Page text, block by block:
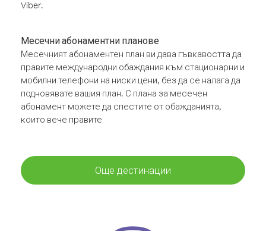
Viber.
Месечни абонаментни планове
Месечният абонаментен план ви дава гъвкавостта да
правите международни обаждания към стационарни и
мобилни телефони на ниски цени, без да се налага да
подновявате вашия план. С плана за месечен
абонамент можете да спестите от обажданията,
които вече правите
Още дестинации